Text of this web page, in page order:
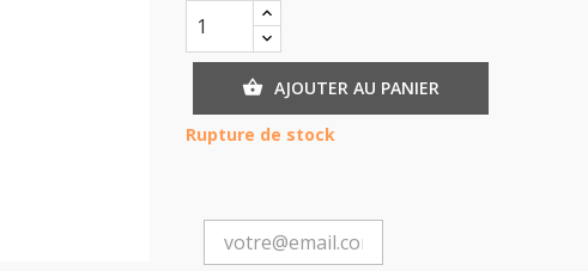
 AJOUTER AU PANIER
Rupture de stock